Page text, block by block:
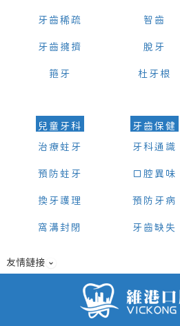
牙齒稀疏
牙齒擁擠
箍牙
智齒
脫牙
杜牙根
兒童牙科
治療蛀牙
預防蛀牙
換牙護理
窩溝封閉
牙齒保健
牙科通識
口腔異味
預防牙病
牙齒缺失
友情鏈接